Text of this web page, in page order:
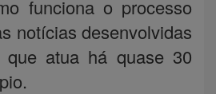
funciona o processo
notícias desenvolvidas
que atua há quase 30